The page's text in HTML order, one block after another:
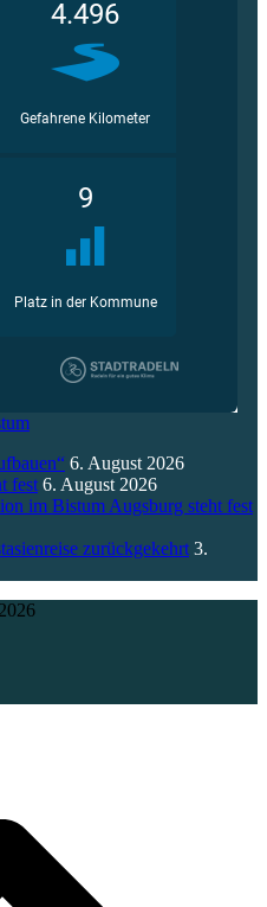
6. August 2026
fest 6. August 2026
im Bistum Augsburg steht fest
zurückgekehrt 3.
2026